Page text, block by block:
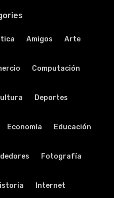
Amigos Arte
Computación
Deportes
Economía Educación
Fotografía
Internet